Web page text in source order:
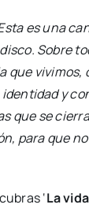
es una
Sobre
que
y
que se
para que
‘La